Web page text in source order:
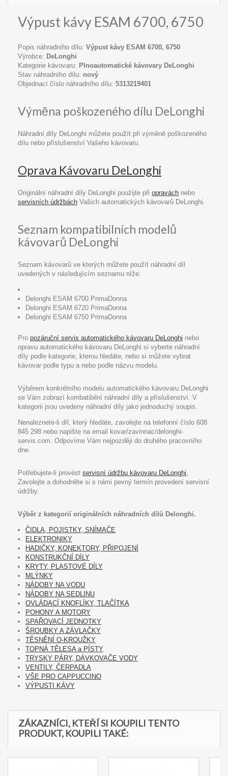
Výpust kávy ESAM 6700, 6750
Popis náhradního dílu: Výpust kávy ESAM 6700, 6750
Výrobce: DeLonghi
Kategorie kávovaru: Plnoautomatické kávovary DeLonghi
Stav náhradního dílu: nový
Objednací číslo náhradního dílu: 5313219401
Výměna poškozeného dílu DeLonghi
Náhradní díly DeLonghi můžete použít při výměně poškozeného
dílu nebo příslušenství Vašeho kávovaru.
Oprava Kávovaru DeLonghi
Originální náhradní díly DeLonghi použijte při opravách nebo
servisních údržbách Vašich automatických kávovarů DeLonghi.
Seznam kompatibilních modelů
kávovarů DeLonghi
Seznam kávovarů ve kterých můžete použít náhradní díl
uvedených v následujícím seznamu níže:
Delonghi ESAM 6700 PrimaDonna
Delonghi ESAM 6720 PrimaDonna
Delonghi ESAM 6750 PrimaDonna
Pro pozáruční servis automatického kávovaru DeLonghi nebo
opravu automatického kávovaru DeLonghi si vyberte náhradní
díly podle kategorie, kterou hledáte, nebo si můžete vybrat
kávovar podle typu a nebo podle názvu modelu.
Výběrem konkrétního modelu automatického kávovaru DeLonghi
se Vám zobrazí kombatibilní náhradní díly a příslušenství. V
kategorii jsou uvedeny náhradní díly jako jednoduchý soupis.
Nenaleznete-li díl, který hledáte, zavolejte na telefonní číslo 608
845 298 nebo napište na email kovar/zavinnac/delonghi-
servis.com. Odpovíme Vám nejpozději do druhého pracovního
dne.
Potřebujete-li provést servisní údržbu kávovaru DeLonghi,
Zavolejte a dohodněte si s námi pevný termín provedení servisní
údržby.
Výběr z kategorií originálních náhradních dílů Delonghi.
ČIDLA, POJISTKY, SNÍMAČE
ELEKTRONIKY
HADIČKY, KONEKTORY, PŘIPOJENÍ
KONSTRUKČNÍ DÍLY
KRYTY, PLASTOVÉ DÍLY
MLÝNKY
NÁDOBY NA VODU
NÁDOBY NA SEDLINU
OVLÁDACÍ KNOFLÍKY, TLAČÍTKA
POHONY A MOTORY
SPAŘOVACÍ JEDNOTKY
ŠROUBKY A ZÁVLAČKY
TĚSNĚNÍ O-KROUŽKY
TOPNÁ TĚLESA a PÍSTY
TRYSKY PÁRY, DÁVKOVAČE VODY
VENTILY, ČERPADLA
VŠE PRO CAPPUCCINO
VÝPUSTI KÁVY
ZÁKAZNÍCI, KTEŘÍ SI KOUPILI TENTO
PRODUKT, KOUPILI TAKÉ: